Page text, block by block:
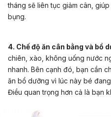
tháng sẽ liên tục giảm cân,
bụng.
4. Chế độ ăn cân bằng và bổ
chiên, xào, không uống nước
nhanh. Bên cạnh đó, bạn cần
ăn bổ dưỡng vì lúc này bé
Điều quan trọng hơn cả là bạn